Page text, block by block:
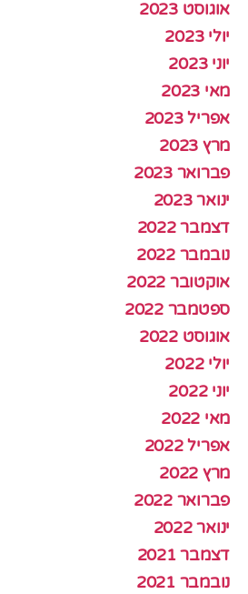
אוגוסט 2023
יולי 2023
יוני 2023
מאי 2023
אפריל 2023
מרץ 2023
פברואר 2023
ינואר 2023
דצמבר 2022
נובמבר 2022
אוקטובר 2022
ספטמבר 2022
אוגוסט 2022
יולי 2022
יוני 2022
מאי 2022
אפריל 2022
מרץ 2022
פברואר 2022
ינואר 2022
דצמבר 2021
נובמבר 2021